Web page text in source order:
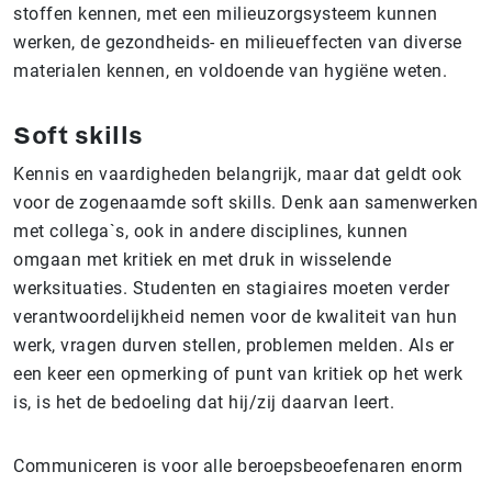
stoffen kennen, met een milieuzorgsysteem kunnen
werken, de gezondheids- en milieueffecten van diverse
materialen kennen, en voldoende van hygiëne weten.
Soft skills
Kennis en vaardigheden belangrijk, maar dat geldt ook
voor de zogenaamde soft skills. Denk aan samenwerken
met collega`s, ook in andere disciplines, kunnen
omgaan met kritiek en met druk in wisselende
werksituaties. Studenten en stagiaires moeten verder
verantwoordelijkheid nemen voor de kwaliteit van hun
werk, vragen durven stellen, problemen melden. Als er
een keer een opmerking of punt van kritiek op het werk
is, is het de bedoeling dat hij/zij daarvan leert.
Communiceren is voor alle beroepsbeoefenaren enorm